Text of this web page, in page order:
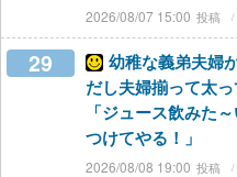
2026/08/07 15:00
29
幼稚な義弟夫婦
だし夫婦揃って太
「ジュース飲みた
つけてやる！」
2026/08/08 19:00